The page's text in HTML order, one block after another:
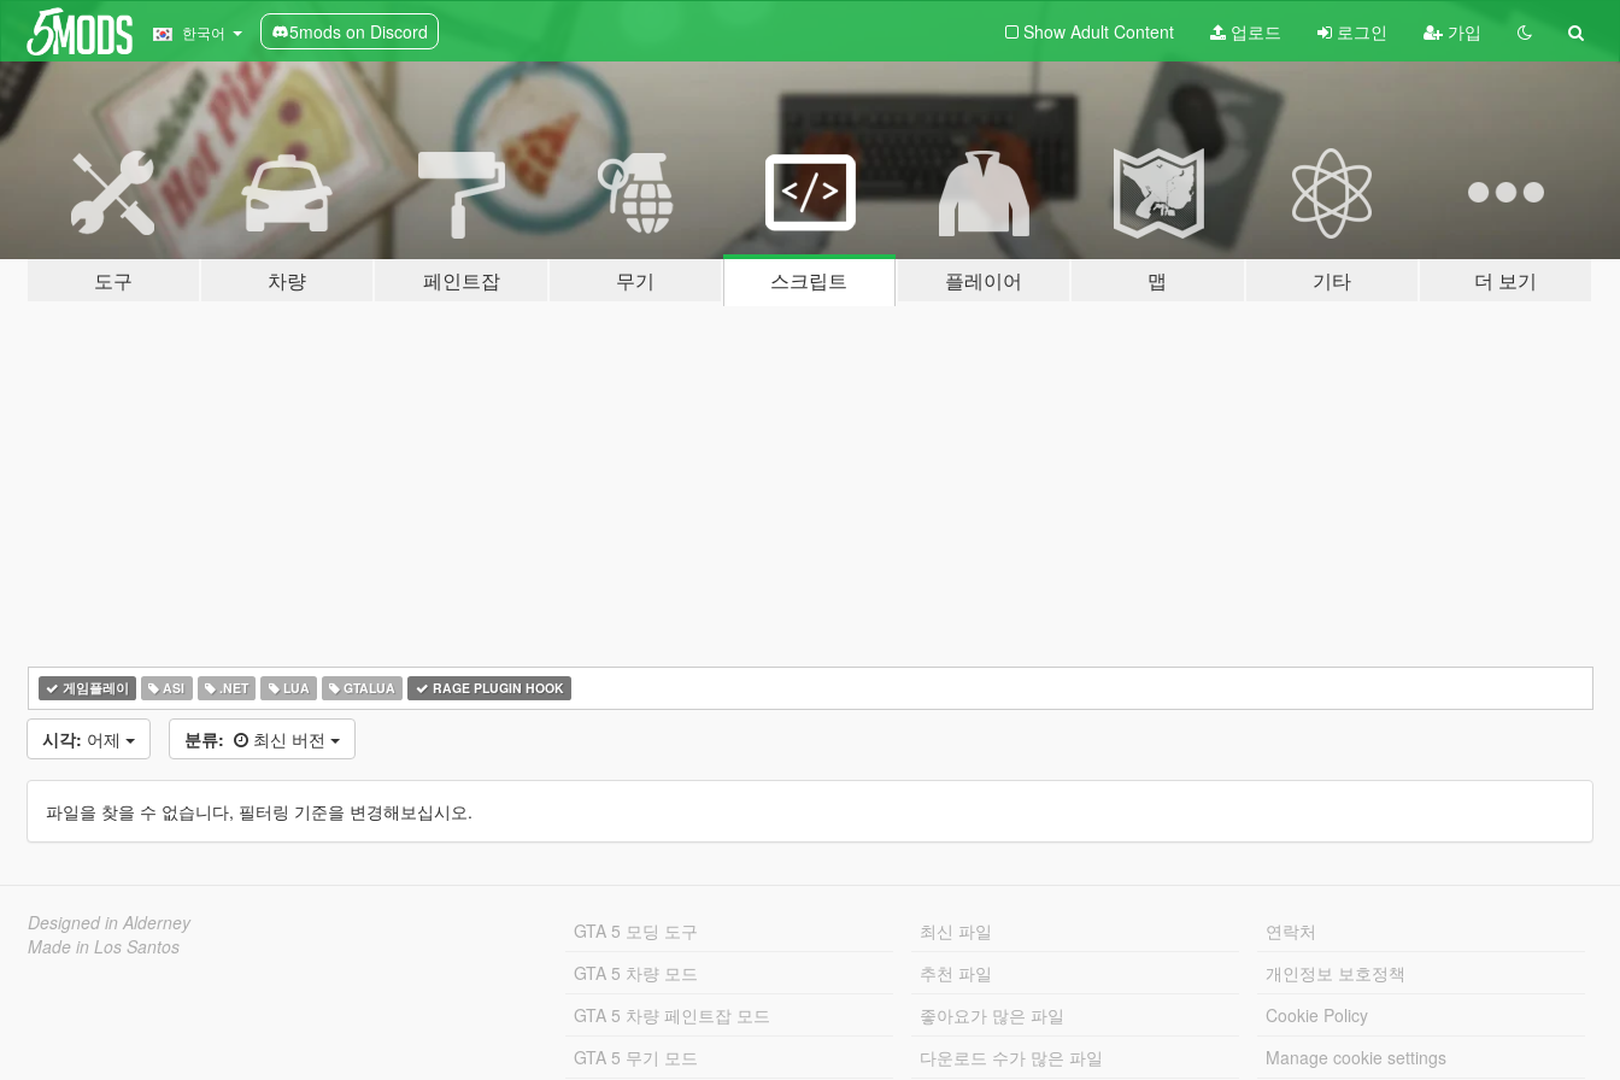
한국어 5mods on Discord Show Adult Content 업로드 로그인 가입
도구 차량 페인트잡 무기 스크립트 플레이어 맵 기타 더 보기
게임플레이 ASI .NET LUA GTALUA RAGE PLUGIN HOOK
시각: 어제 분류: 최신 버전
파일을 찾을 수 없습니다, 필터링 기준을 변경해보십시오.
Designed in Alderney
Made in Los Santos
GTA 5 모딩 도구
GTA 5 차량 모드
GTA 5 차량 페인트잡 모드
GTA 5 무기 모드
최신 파일
추천 파일
좋아요가 많은 파일
다운로드 수가 많은 파일
연락처
개인정보 보호정책
Cookie Policy
Manage cookie settings